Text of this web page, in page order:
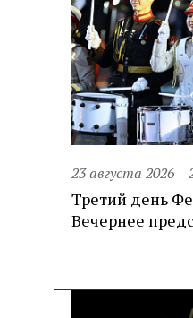
23 августа 2026
Третий день
Вечернее